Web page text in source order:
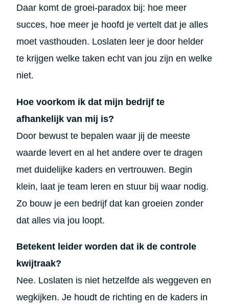
Daar komt de groei-paradox bij: hoe meer
succes, hoe meer je hoofd je vertelt dat je alles
moet vasthouden. Loslaten leer je door helder
te krijgen welke taken echt van jou zijn en welke
niet.
Hoe voorkom ik dat mijn bedrijf te
afhankelijk van mij is?
Door bewust te bepalen waar jij de meeste
waarde levert en al het andere over te dragen
met duidelijke kaders en vertrouwen. Begin
klein, laat je team leren en stuur bij waar nodig.
Zo bouw je een bedrijf dat kan groeien zonder
dat alles via jou loopt.
Betekent leider worden dat ik de controle
kwijtraak?
Nee. Loslaten is niet hetzelfde als weggeven en
wegkijken. Je houdt de richting en de kaders in